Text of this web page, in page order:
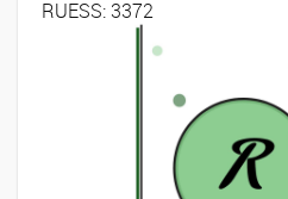
RUESS: 3372